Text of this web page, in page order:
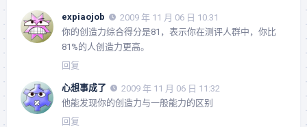
expiaojob
2009 年 11 月 06 日 10:31
你的创造力综合得分是81，表示你在测评人群中，你比
81%的人创造力更高。
回复
心想事成了
2009 年 11 月 06 日 11:32
他能发现你的创造力与一般能力的区别
回复